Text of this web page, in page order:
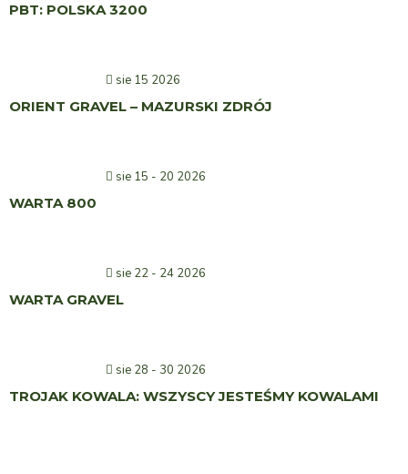
PBT: POLSKA 3200
sie 15 2026
ORIENT GRAVEL – MAZURSKI ZDRÓJ
sie 15 - 20 2026
WARTA 800
sie 22 - 24 2026
WARTA GRAVEL
sie 28 - 30 2026
TROJAK KOWALA: WSZYSCY JESTEŚMY KOWALAMI